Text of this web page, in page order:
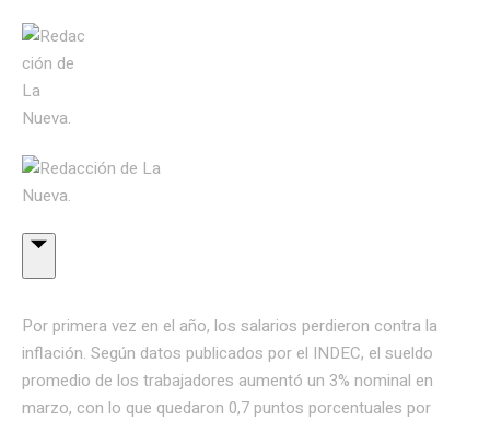
Por primera vez en el año, los salarios perdieron contra la
inflación. Según datos publicados por el INDEC, el sueldo
promedio de los trabajadores aumentó un 3% nominal en
marzo, con lo que quedaron 0,7 puntos porcentuales por